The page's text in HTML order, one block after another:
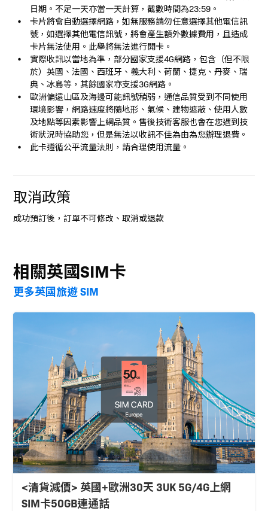
日期。不足一天亦當一天計算，截數時間為23:59。
卡片將會自動選擇網路，如無服務請勿任意選擇其他電信訊
號，如選擇其他電信訊號，將會產生額外數據費用，且造成
卡片無法使用。此舉將無法進行開卡。
實際收訊以當地為準，部分國家支援4G網路，包含（但不限
於）英國、法國、西班牙、義大利、荷蘭、捷克、丹麥、瑞
典、冰島等，其餘國家亦支援3G網路。
歐洲偏遠山區及海邊可能訊號稍弱，通信品質受到不同使用
環境影響，網路速度將隨地形、氣候、建物遮蔽、使用人數
及地點等因素影響上網品質。售後技術客服也會在您遇到技
術狀況時協助您，但是無法以收訊不佳為由為您辦理退費。
此卡遵循公平流量法則，請合理使用流量。
取消政策
成功預訂後，訂單不可修改、取消或退款
相關英國SIM卡
更多英國旅遊 SIM
<清貨減價> 英國+歐洲30天 3UK 5G/4G上網
SIM卡50GB連通話